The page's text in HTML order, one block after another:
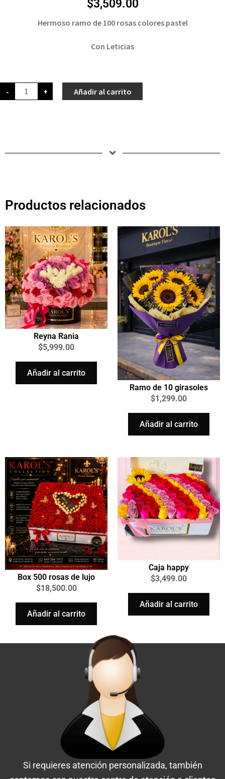
$3,509.00
Hermoso ramo de 100 rosas colores pastel
Con Leticias
- + Añadir al carrito
Productos relacionados
Reyna Rania
$5,999.00
Añadir al carrito
Ramo de 10 girasoles
$1,299.00
Añadir al carrito
Box 500 rosas de lujo
$18,500.00
Añadir al carrito
Caja happy
$3,499.00
Añadir al carrito
Si requieres atención personalizada, también